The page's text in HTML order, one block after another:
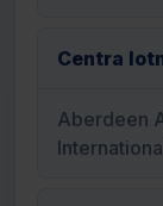
Centra
Aberdeen